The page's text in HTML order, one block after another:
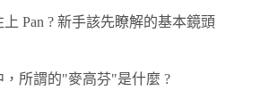
Pan ? 新手該先瞭解的基本鏡頭
，所謂的"麥高芬"是什麼 ?